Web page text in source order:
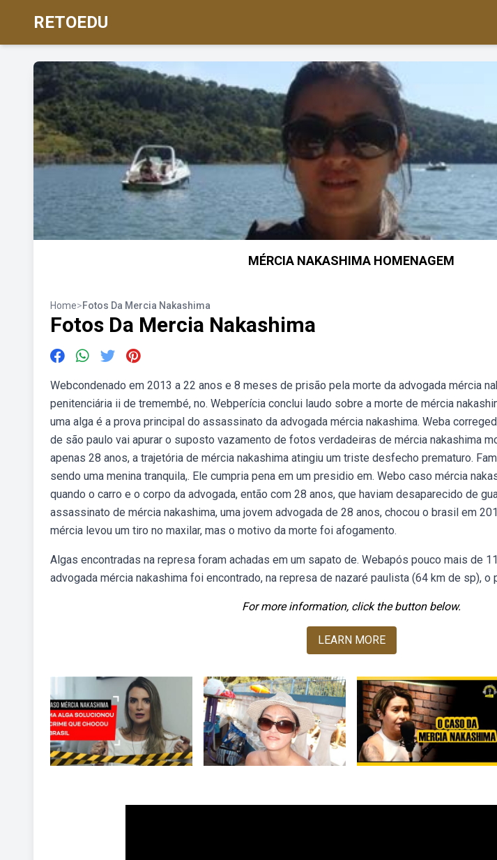
RETOEDU
MÉRCIA NAKASHIMA HOMENAGEM
Home>Fotos Da Mercia Nakashima
Fotos Da Mercia Nakashima
Webcondenado em 2013 a 22 anos e 8 meses de prisão pela morte da advogada mércia
penitenciária ii de tremembé, no. Webperícia conclui laudo sobre a morte de mércia
uma alga é a prova principal do assassinato da advogada mércia nakashima. Weba
de são paulo vai apurar o suposto vazamento de fotos verdadeiras de mércia nakashima
apenas 28 anos, a trajetória de mércia nakashima atingiu um triste desfecho prematuro.
sendo uma menina tranquila,. Ele cumpria pena em um presidio em. Webo caso mércia
quando o carro e o corpo da advogada, então com 28 anos, que haviam desaparecido de
assassinato de mércia nakashima, uma jovem advogada de 28 anos, chocou o brasil em
mércia levou um tiro no maxilar, mas o motivo da morte foi afogamento.
Algas encontradas na represa foram achadas em um sapato de. Webapós pouco mais de
advogada mércia nakashima foi encontrado, na represa de nazaré paulista (64 km de sp), o
For more information, click the button below.
LEARN MORE